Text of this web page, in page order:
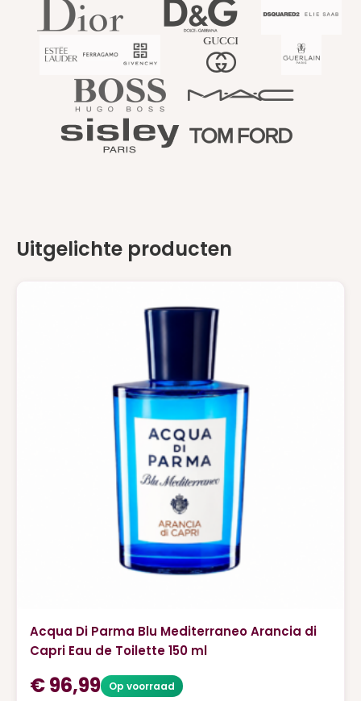
Uitgelichte producten
Acqua Di Parma Blu Mediterraneo Arancia di
Capri Eau de Toilette 150 ml
€96,99 Op voorraad